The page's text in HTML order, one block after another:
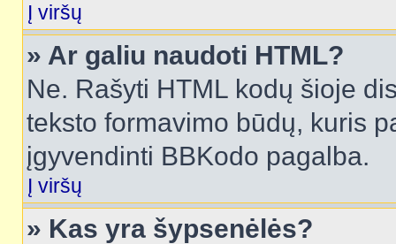
Į viršų
» Ar galiu naudoti HTML?
Ne. Rašyti HTML kodų šioje
teksto formavimo būdų, kuris
įgyvendinti BBKodo pagalba.
Į viršų
» Kas yra šypsenėlės?